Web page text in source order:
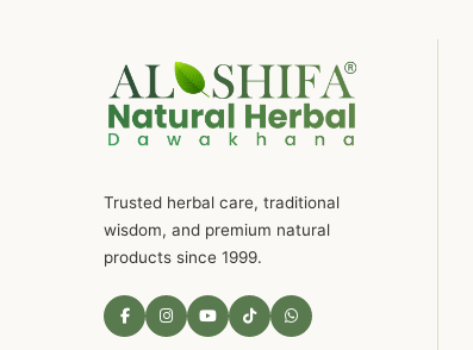
Trusted herbal care, traditional
wisdom, and premium natural
products since 1999.